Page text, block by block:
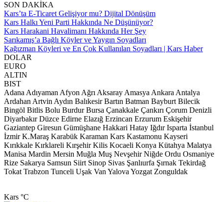
SON DAKİKA
Kars’ta E-Ticaret Gelişiyor mu? Dijital Dönüşüm
Kars Halkı Yeni Parti Hakkında Ne Düşünüyor?
Kars Harakani Havalimanı Hakkında Her Şey
Sarıkamış’a Bağlı Köyler ve Yaygın Soyadları
Kağızman Köyleri ve En Çok Kullanılan Soyadları | Kars Haber
DOLAR
EURO
ALTIN
BIST
Adana Adıyaman Afyon Ağrı Aksaray Amasya Ankara Antalya
Ardahan Artvin Aydın Balıkesir Bartın Batman Bayburt Bilecik
Bingöl Bitlis Bolu Burdur Bursa Çanakkale Çankırı Çorum Denizli
Diyarbakır Düzce Edirne Elazığ Erzincan Erzurum Eskişehir
Gaziantep Giresun Gümüşhane Hakkari Hatay Iğdır Isparta İstanbul
İzmir K.Maraş Karabük Karaman Kars Kastamonu Kayseri
Kırıkkale Kırklareli Kırşehir Kilis Kocaeli Konya Kütahya Malatya
Manisa Mardin Mersin Muğla Muş Nevşehir Niğde Ordu Osmaniye
Rize Sakarya Samsun Siirt Sinop Sivas Şanlıurfa Şırnak Tekirdağ
Tokat Trabzon Tunceli Uşak Van Yalova Yozgat Zonguldak
Kars °C